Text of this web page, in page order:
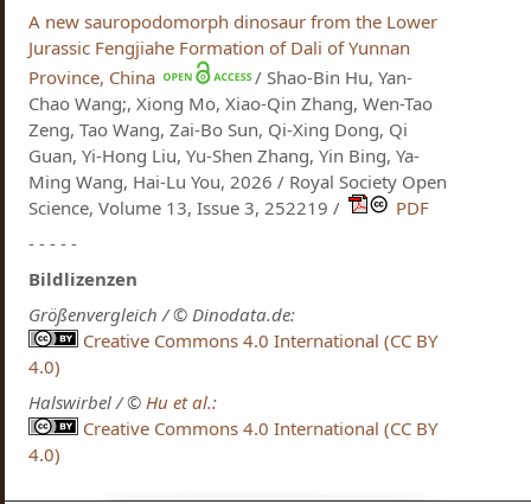
A new sauropodomorph dinosaur from the Lower
Jurassic Fengjiahe Formation of Dali of Yunnan
Province, China
/ Shao-Bin Hu, Yan-
Chao Wang;, Xiong Mo, Xiao-Qin Zhang, Wen-Tao
Zeng, Tao Wang, Zai-Bo Sun, Qi-Xing Dong, Qi
Guan, Yi-Hong Liu, Yu-Shen Zhang, Yin Bing, Ya-
Ming Wang, Hai-Lu You, 2026 / Royal Society Open
Science, Volume 13, Issue 3, 252219 /
PDF
- - - - -
Bildlizenzen
Größenvergleich / © Dinodata.de:
Creative Commons 4.0 International (CC BY
4.0)
Halswirbel / ©Hu et al.:
Creative Commons 4.0 International (CC BY
4.0)